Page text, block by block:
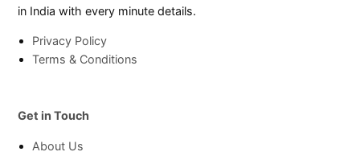
in India with every minute details.
Privacy Policy
Terms & Conditions
Get in Touch
About Us